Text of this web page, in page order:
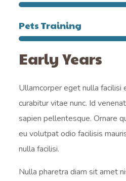
Pets Training
Early Years
Ullamcorper eget nulla facilisi
curabitur vitae nunc. Id
sapien pellentesque. Ornare
eu volutpat odio facilisis
nulla facilisi.
Nulla pharetra diam sit amet